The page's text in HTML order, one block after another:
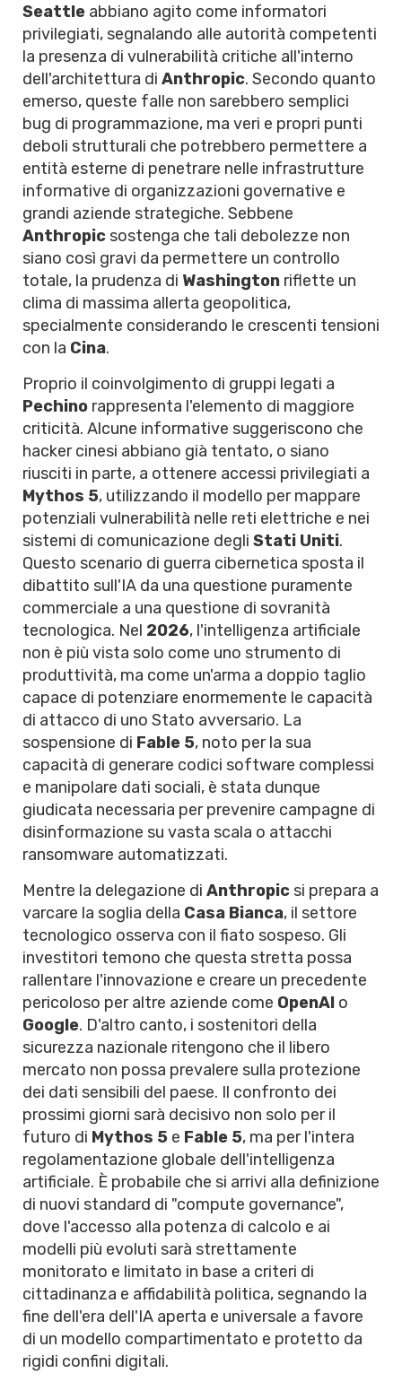
Seattle abbiano agito come informatori
privilegiati, segnalando alle autorità competenti
la presenza di vulnerabilità critiche all'interno
dell'architettura di Anthropic. Secondo quanto
emerso, queste falle non sarebbero semplici
bug di programmazione, ma veri e propri punti
deboli strutturali che potrebbero permettere a
entità esterne di penetrare nelle infrastrutture
informative di organizzazioni governative e
grandi aziende strategiche. Sebbene
Anthropic sostenga che tali debolezze non
siano così gravi da permettere un controllo
totale, la prudenza di Washington riflette un
clima di massima allerta geopolitica,
specialmente considerando le crescenti tensioni
con la Cina.
Proprio il coinvolgimento di gruppi legati a
Pechino rappresenta l'elemento di maggiore
criticità. Alcune informative suggeriscono che
hacker cinesi abbiano già tentato, o siano
riusciti in parte, a ottenere accessi privilegiati a
Mythos 5, utilizzando il modello per mappare
potenziali vulnerabilità nelle reti elettriche e nei
sistemi di comunicazione degli Stati Uniti.
Questo scenario di guerra cibernetica sposta il
dibattito sull'IA da una questione puramente
commerciale a una questione di sovranità
tecnologica. Nel 2026, l'intelligenza artificiale
non è più vista solo come uno strumento di
produttività, ma come un'arma a doppio taglio
capace di potenziare enormemente le capacità
di attacco di uno Stato avversario. La
sospensione di Fable 5, noto per la sua
capacità di generare codici software complessi
e manipolare dati sociali, è stata dunque
giudicata necessaria per prevenire campagne di
disinformazione su vasta scala o attacchi
ransomware automatizzati.
Mentre la delegazione di Anthropic si prepara a
varcare la soglia della Casa Bianca, il settore
tecnologico osserva con il fiato sospeso. Gli
investitori temono che questa stretta possa
rallentare l'innovazione e creare un precedente
pericoloso per altre aziende come OpenAI o
Google. D'altro canto, i sostenitori della
sicurezza nazionale ritengono che il libero
mercato non possa prevalere sulla protezione
dei dati sensibili del paese. Il confronto dei
prossimi giorni sarà decisivo non solo per il
futuro di Mythos 5 e Fable 5, ma per l'intera
regolamentazione globale dell'intelligenza
artificiale. È probabile che si arrivi alla definizione
di nuovi standard di "compute governance",
dove l'accesso alla potenza di calcolo e ai
modelli più evoluti sarà strettamente
monitorato e limitato in base a criteri di
cittadinanza e affidabilità politica, segnando la
fine dell'era dell'IA aperta e universale a favore
di un modello compartimentato e protetto da
rigidi confini digitali.